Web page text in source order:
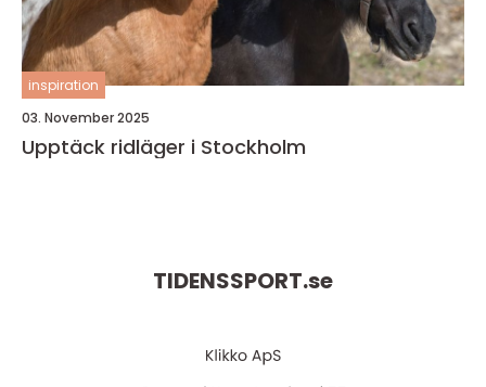
inspiration
03. November 2025
Upptäck ridläger i Stockholm
TIDENSSPORT.se